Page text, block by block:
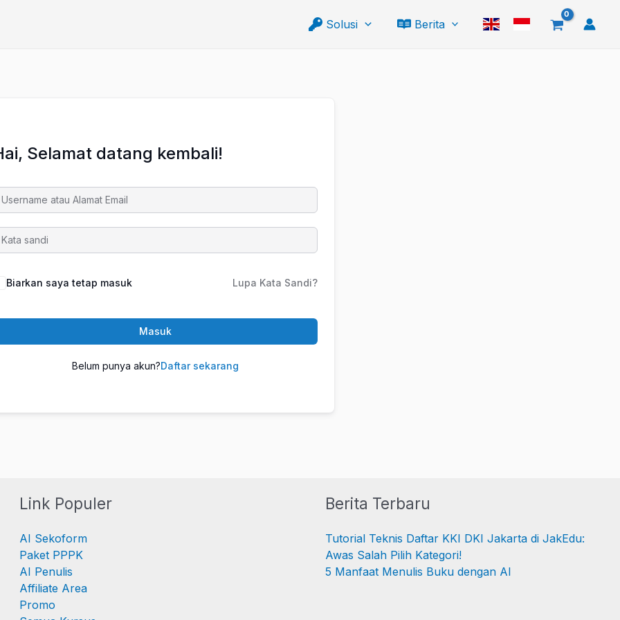
Solusi
Berita
Selamat datang kembali!
Biarkan saya tetap masuk Lupa Kata Sandi?
Masuk
Belum punya akun?Daftar sekarang
Link Populer
AI Sekoform
Paket PPPK
AI Penulis
Affiliate Area
Promo
Berita Terbaru
Tutorial Teknis Daftar KKI DKI Jakarta di JakEdu:
Awas Salah Pilih Kategori!
5 Manfaat Menulis Buku dengan AI